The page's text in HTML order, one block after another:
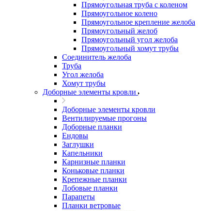
Прямоугольная труба c коленом
Прямоугольное колено
Прямоугольное крепление желоба
Прямоугольный желоб
Прямоугольный угол желоба
Прямоугольный хомут трубы
Соединитель желоба
Труба
Угол желоба
Хомут трубы
Доборные элементы кровли
Доборные элементы кровли
Вентилируемые прогоны
Доборные планки
Ендовы
Заглушки
Капельники
Карнизные планки
Коньковые планки
Крепежные планки
Лобовые планки
Парапеты
Планки ветровые